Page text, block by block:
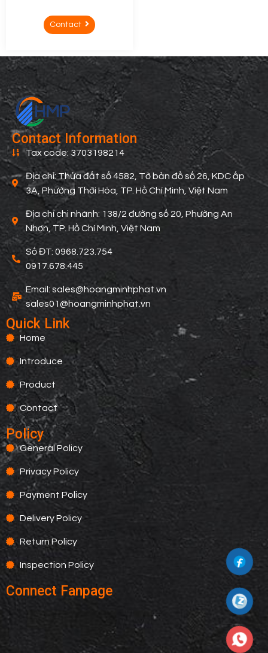
Contact
Contact Information
Tax code: 3703198214
Địa chỉ: Thửa đất số 4582, Tờ bản đồ số 26, KDC ấp
3A, Phường Thới Hòa, TP. Hồ Chí Minh, Việt Nam
Địa chỉ chi nhánh: 138/2 đường số 20, Phường An
Nhơn, TP. Hồ Chí Minh, Việt Nam
Số ĐT: 0968.723.754
0917.678.445
Email: sales@hoangminhphat.vn
sales01@hoangminhphat.vn
Quick Link
Home
Introduce
Product
Contact
Policy
General Policy
Privacy Policy
Payment Policy
Delivery Policy
Return Policy
Inspection Policy
Connect Fanpage